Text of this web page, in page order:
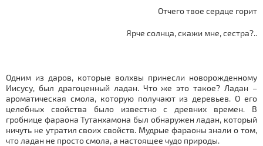
Отчего твое сердце горит
Ярче солнца, скажи мне, сестра?..
Одним из даров, которые волхвы принесли новорожденному
Иисусу, был драгоценный ладан. Что же это такое? Ладан –
ароматическая смола, которую получают из деревьев. О его
целебных свойства было известно с древних времен. В
гробнице фараона Тутанхамона был обнаружен ладан, который
ничуть не утратил своих свойств. Мудрые фараоны знали о том,
что ладан не просто смола, а настоящее чудо природы.